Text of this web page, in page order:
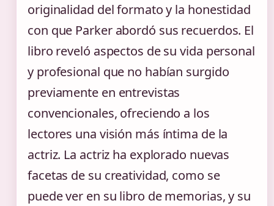
originalidad del formato y la honestidad
con que Parker abordó sus recuerdos. El
libro reveló aspectos de su vida personal
y profesional que no habían surgido
previamente en entrevistas
convencionales, ofreciendo a los
lectores una visión más íntima de la
actriz. La actriz ha explorado nuevas
facetas de su creatividad, como se
puede ver en su libro de memorias, y su